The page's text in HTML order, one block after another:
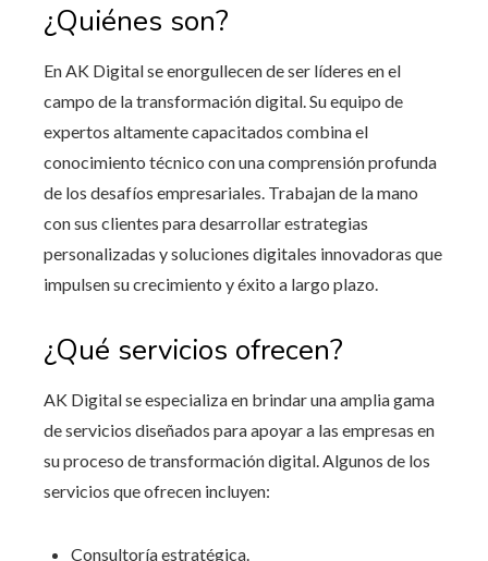
¿Quiénes son?
En AK Digital se enorgullecen de ser líderes en el
campo de la transformación digital. Su equipo de
expertos altamente capacitados combina el
conocimiento técnico con una comprensión profunda
de los desafíos empresariales. Trabajan de la mano
con sus clientes para desarrollar estrategias
personalizadas y soluciones digitales innovadoras que
impulsen su crecimiento y éxito a largo plazo.
¿Qué servicios ofrecen?
AK Digital se especializa en brindar una amplia gama
de servicios diseñados para apoyar a las empresas en
su proceso de transformación digital. Algunos de los
servicios que ofrecen incluyen:
Consultoría estratégica.